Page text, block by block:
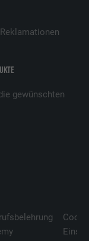
gewünschten
zu